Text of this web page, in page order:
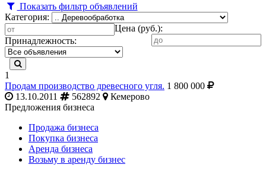
Показать фильтр объявлений
Категория:
Цена (руб.):
Принадлежность:
1
Продам производство древесного угля. 1 800 000
13.10.2011
562892
Кемерово
Предложения бизнеса
Продажа бизнеса
Покупка бизнеса
Аренда бизнеса
Возьму в аренду бизнес